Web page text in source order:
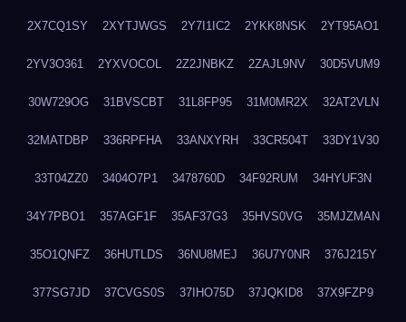
2X7CQ1SY 2XYTJWGS 2Y7I1IC2 2YKK8NSK 2YT95AO1
2YV3O361 2YXVOCOL 2Z2JNBKZ 2ZAJL9NV 30D5VUM9
30W729OG 31BVSCBT 31L8FP95 31M0MR2X 32AT2VLN
32MATDBP 336RPFHA 33ANXYRH 33CR504T 33DY1V30
33T04ZZ0 3404O7P1 3478760D 34F92RUM 34HYUF3N
34Y7PBO1 357AGF1F 35AF37G3 35HVS0VG 35MJZMAN
35O1QNFZ 36HUTLDS 36NU8MEJ 36U7Y0NR 376J215Y
377SG7JD 37CVGS0S 37IHO75D 37JQKID8 37X9FZP9